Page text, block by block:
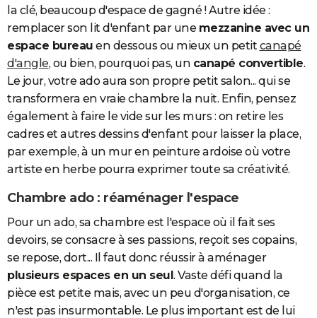
S'inscrire
Se connecter
Lycées
Collèges
Primaires
Universités
Entreprises
Service militaire
Avis de recherche
AVIS DE DÉCÈS
Bricolage
Lifestyle
Culture
Sport
Auto
Television
Voyage
Cinema
la clé, beaucoup d'espace de gagné ! Autre idée :
remplacer son lit d'enfant par une mezzanine avec un
espace bureau en dessous ou mieux un petit canapé
d'angle, ou bien, pourquoi pas, un canapé convertible.
Le jour, votre ado aura son propre petit salon... qui se
transformera en vraie chambre la nuit. Enfin, pensez
également à faire le vide sur les murs : on retire les
cadres et autres dessins d'enfant pour laisser la place,
par exemple, à un mur en peinture ardoise où votre
artiste en herbe pourra exprimer toute sa créativité.
Chambre ado : réaménager l'espace
Pour un ado, sa chambre est l'espace où il fait ses
devoirs, se consacre à ses passions, reçoit ses copains,
se repose, dort... Il faut donc réussir à aménager
plusieurs espaces en un seul. Vaste défi quand la
pièce est petite mais, avec un peu d'organisation, ce
n'est pas insurmontable. Le plus important est de lui